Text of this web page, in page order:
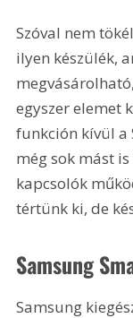
Szóval nem
ilyen készülék,
egyszer elemet
funkción kívül a
még sok mást
kapcsolók
tértünk ki, de
Samsung
Samsung